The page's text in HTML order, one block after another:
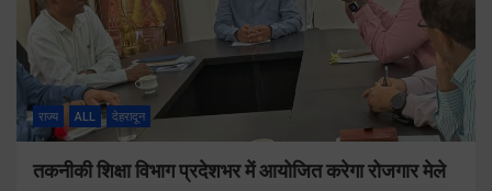
राज्य ALL देहरादून
तकनीकी शिक्षा विभाग प्रदेशभर में आयोजित करेगा रोजगार मेले